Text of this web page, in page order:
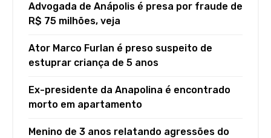
Advogada de Anápolis é presa por fraude de
R$ 75 milhões, veja
Ator Marco Furlan é preso suspeito de
estuprar criança de 5 anos
Ex-presidente da Anapolina é encontrado
morto em apartamento
Menino de 3 anos relatando agressões do